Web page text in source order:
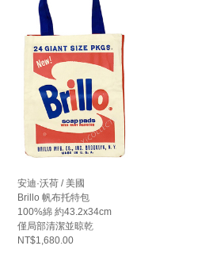
安迪·沃荷 / 美國
Brillo 帆布托特包
100%綿 約43.2x34cm
僅局部清潔並晾乾
NT$1,680.00